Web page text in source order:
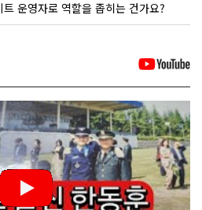
운영자로 역할을 좁히는 건가요?